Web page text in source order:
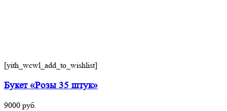
[yith_wcwl_add_to_wishlist]
Букет «Розы 35 штук»
9000 руб.